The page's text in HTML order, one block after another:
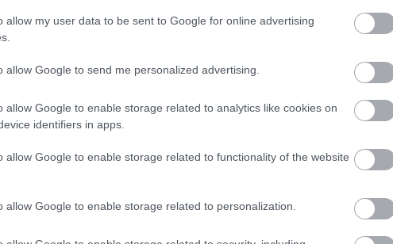
allow my user data to be sent to Google for online advertising
allow Google to send me personalized advertising.
allow Google to enable storage related to analytics like cookies on
identifiers in apps.
allow Google to enable storage related to functionality of the website
allow Google to enable storage related to personalization.
το 24-26 και το 1-2.
αντί του Κουμεντάκη φρόντισε να παρουσιαστεί
να πάρει το τρίποντο μπήκε καλύτερα έχοτνας το
έως 14-14. Εκεί οι «ερυθρόλευκοι» έχτισαν μια
15. Οι φιλοξενούμενοι με τα λάθη του Ολυμπιακού
τα λάθη τους έφεραν το 25-21 και το 2-2.